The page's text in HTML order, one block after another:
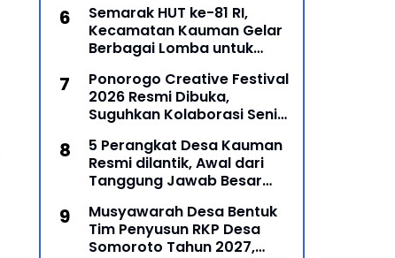
Semarak HUT ke-81 RI,
Kecamatan Kauman Gelar
Berbagai Lomba untuk
Masyarakat
Ponorogo Creative Festival
2026 Resmi Dibuka,
Suguhkan Kolaborasi Seni
Memukau
5 Perangkat Desa Kauman
Resmi dilantik, Awal dari
Tanggung Jawab Besar
Musyawarah Desa Bentuk
Tim Penyusun RKP Desa
Somoroto Tahun 2027,